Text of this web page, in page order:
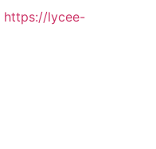
https://lycee-